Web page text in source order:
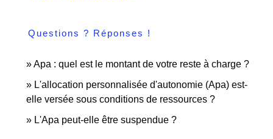
Questions ? Réponses !
Apa : quel est le montant de votre reste à charge ?
L'allocation personnalisée d'autonomie (Apa) est-
elle versée sous conditions de ressources ?
L'Apa peut-elle être suspendue ?